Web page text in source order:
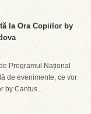
la Ora Copiilor by
Programul Național
de evenimente, ce vor
by Cantus...